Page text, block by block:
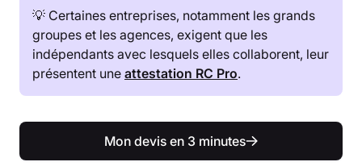
💡 Certaines entreprises, notamment les grands
groupes et les agences, exigent que les
indépendants avec lesquels elles collaborent, leur
présentent une attestation RC Pro.
Mon devis en 3 minutes